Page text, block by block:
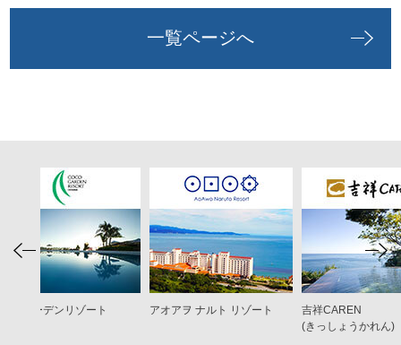
一覧ページへ
コ ガーデンリゾート
アオアヲ ナルト リゾート
吉祥CAREN
(きっしょうかれん)